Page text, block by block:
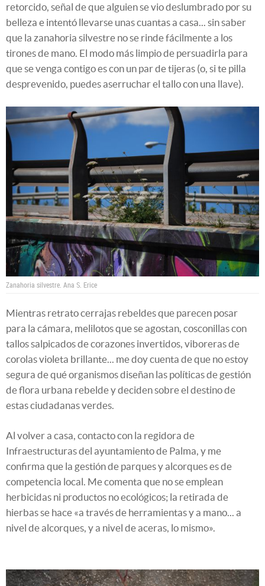
retorcido, señal de que alguien se vio deslumbrado por su
belleza e intentó llevarse unas cuantas a casa... sin saber
que la zanahoria silvestre no se rinde fácilmente a los
tirones de mano. El modo más limpio de persuadirla para
que se venga contigo es con un par de tijeras (o, si te pilla
desprevenido, puedes aserruchar el tallo con una llave).
Zanahoria silvestre. Ana S. Erice
Mientras retrato cerrajas rebeldes que parecen posar
para la cámara, melilotos que se agostan, cosconillas con
tallos salpicados de corazones invertidos, viboreras de
corolas violeta brillante... me doy cuenta de que no estoy
segura de qué organismos diseñan las políticas de gestión
de flora urbana rebelde y deciden sobre el destino de
estas ciudadanas verdes.
Al volver a casa, contacto con la regidora de
Infraestructuras del ayuntamiento de Palma, y me
confirma que la gestión de parques y alcorques es de
competencia local. Me comenta que no se emplean
herbicidas ni productos no ecológicos; la retirada de
hierbas se hace «a través de herramientas y a mano... a
nivel de alcorques, y a nivel de aceras, lo mismo».